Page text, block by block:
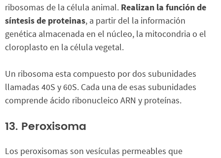
ribosomas de la célula animal. Realizan la función de
síntesis de proteinas, a partir del la información
genética almacenada en el núcleo, la mitocondria o el
cloroplasto en la célula vegetal.
Un ribosoma esta compuesto por dos subunidades
llamadas 40S y 60S. Cada una de esas subunidades
comprende ácido ribonucleico ARN y proteínas.
13. Peroxisoma
Los peroxisomas son vesículas permeables que